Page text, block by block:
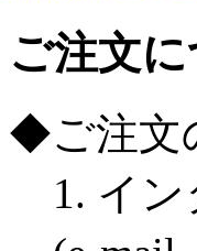
ご注文
◆ご注文
1. イ